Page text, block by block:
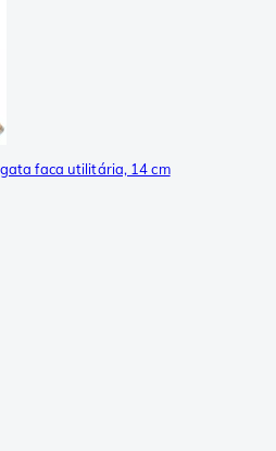
faca utilitária, 14 cm